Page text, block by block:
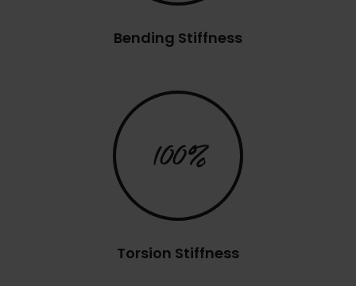
Bending Stiffness
100%
Torsion Stiffness